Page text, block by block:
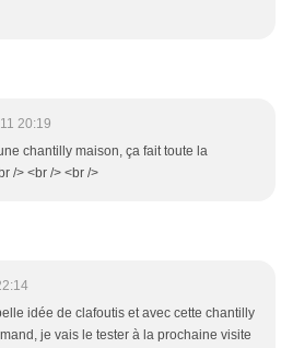
20:19
chantilly maison, ça fait toute la
/> <br /> <br />
idée de clafoutis et avec cette chantilly
je vais le tester à la prochaine visite